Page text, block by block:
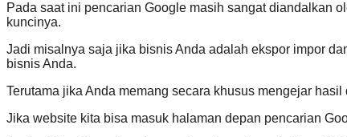
Pada saat ini pencarian Google masih sangat diandalkan
kuncinya.
Jadi misalnya saja jika bisnis Anda adalah ekspor impor
bisnis Anda.
Terutama jika Anda memang secara khusus mengejar
Jika website kita bisa masuk halaman depan pencarian